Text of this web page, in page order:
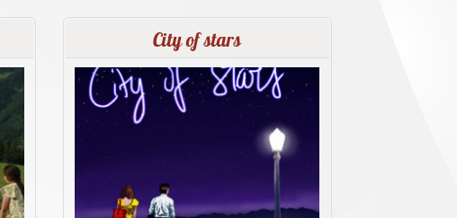
City of stars